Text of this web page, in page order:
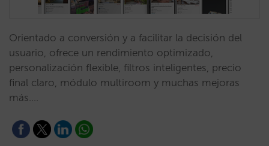
Orientado a conversión y a facilitar la decisión del
usuario, ofrece un rendimiento optimizado,
personalización flexible, filtros inteligentes, precio
final claro, módulo multiroom y muchas mejoras
más.…